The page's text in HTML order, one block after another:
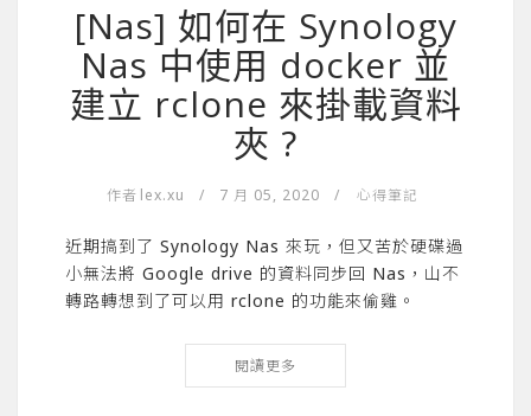
[Nas] 如何在 Synology
Nas 中使用 docker 並
建立 rclone 來掛載資料
夾 ?
作者 lex.xu / 7 月 05, 2020 / 心得筆記
近期搞到了 Synology Nas 來玩，但又苦於硬碟過
小無法將 Google drive 的資料同步回 Nas，山不
轉路轉想到了可以用 rclone 的功能來偷雞。
閱讀更多